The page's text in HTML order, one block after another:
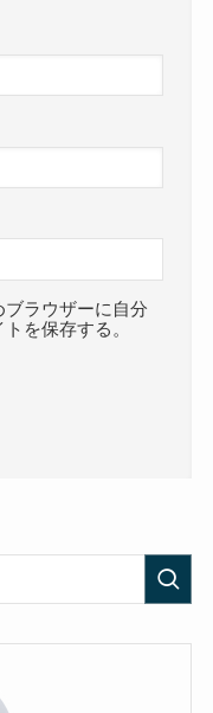
ラウザーに自分
を保存する。